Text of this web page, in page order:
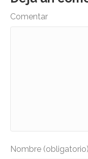
Comentar
Nombre (obligatorio)